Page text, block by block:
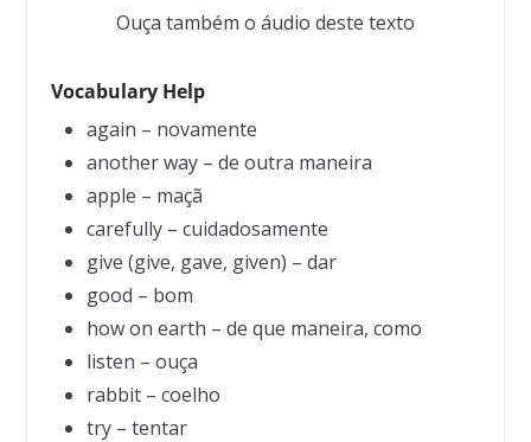
Ouça também o áudio deste texto
Vocabulary Help
again – novamente
another way – de outra maneira
apple – maçã
carefully – cuidadosamente
give (give, gave, given) – dar
good – bom
how on earth – de que maneira, como
listen – ouça
rabbit – coelho
try – tentar